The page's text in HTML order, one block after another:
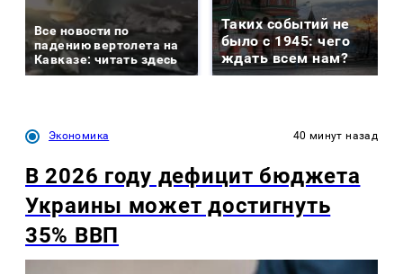
Все новости по
падению вертолета на
Кавказе: читать здесь
Таких событий не
было с 1945: чего
ждать всем нам?
Экономика 40 минут назад
В 2026 году дефицит бюджета
Украины может достигнуть
35% ВВП